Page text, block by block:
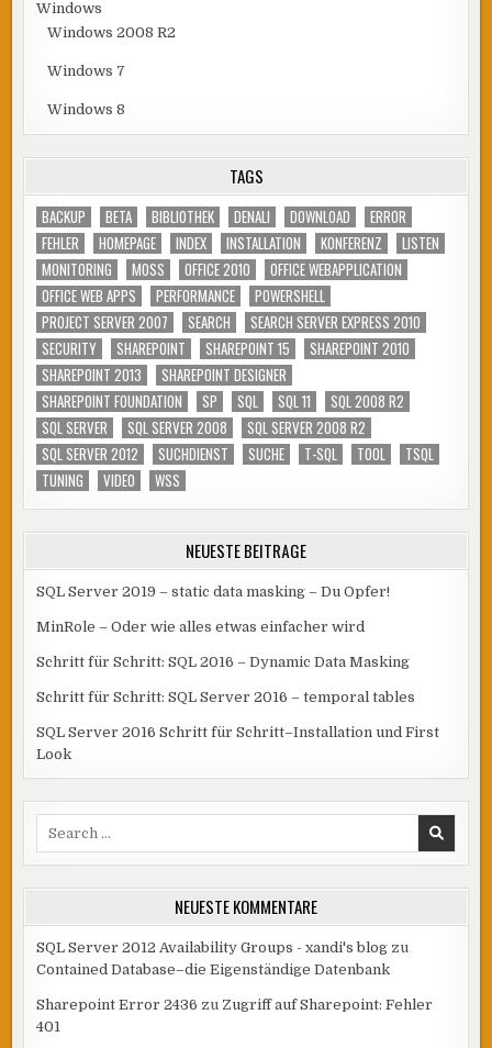
Windows
Windows 2008 R2
Windows 7
Windows 8
TAGS
BACKUP BETA BIBLIOTHEK DENALI DOWNLOAD
ERROR
FEHLER
HOMEPAGE INDEX INSTALLATION KONFERENZ
LISTEN
MONITORING
MOSS OFFICE 2010
OFFICE WEBAPPLICATION
OFFICE WEB APPS
PERFORMANCE
POWERSHELL
PROJECT SERVER 2007
SEARCH
SEARCH SERVER EXPRESS 2010
SECURITY
SHAREPOINT SHAREPOINT 15
SHAREPOINT 2010
SHAREPOINT 2013
SHAREPOINT DESIGNER
SHAREPOINT FOUNDATION
SP SQL SQL 11
SQL 2008 R2
SQL SERVER
SQL SERVER 2008
SQL SERVER 2008 R2
SQL SERVER 2012
SUCHDIENST SUCHE T-SQL TOOL
TSQL
TUNING
VIDEO WSS
NEUESTE BEITRÄGE
SQL Server 2019 – static data masking – Du Opfer!
MinRole – Oder wie alles etwas einfacher wird
Schritt für Schritt: SQL 2016 – Dynamic Data Masking
Schritt für Schritt: SQL Server 2016 – temporal tables
SQL Server 2016 Schritt für Schritt–Installation und First
Look
NEUESTE KOMMENTARE
SQL Server 2012 Availability Groups - xandi's blog zu
Contained Database–die Eigenständige Datenbank
Sharepoint Error 2436 zu Zugriff auf Sharepoint: Fehler
401